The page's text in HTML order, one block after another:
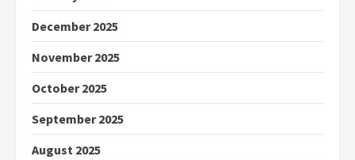
December 2025
November 2025
October 2025
September 2025
August 2025